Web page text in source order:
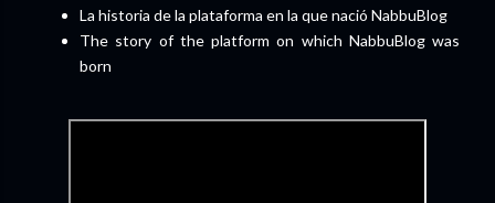
La historia de la plataforma en la que nació NabbuBlog
The story of the platform on which NabbuBlog was
born